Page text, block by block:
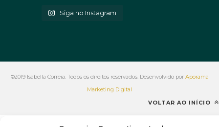
Siga no Instagram
©2019 Isabella Correia. Todos os direitos reservados. Desenvolvido por Aporama
Marketing Digital
VOLTAR AO INÍCIO